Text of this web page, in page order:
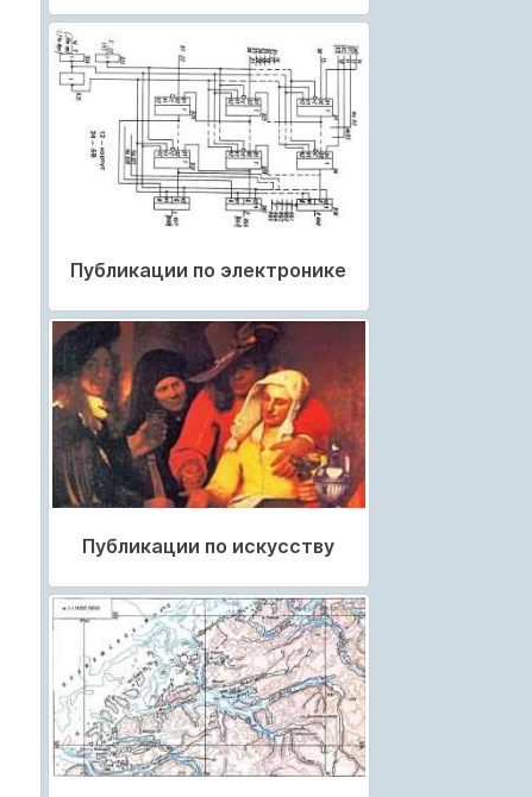
Публикации по электронике
Публикации по искусству